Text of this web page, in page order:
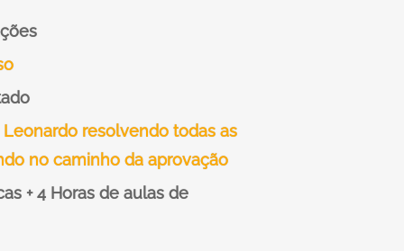
resolvendo todas as
no caminho da aprovação
+ 4 Horas de aulas de